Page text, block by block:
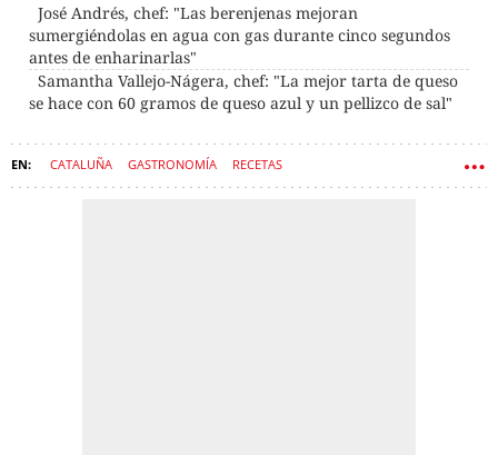
José Andrés, chef: "Las berenjenas mejoran
sumergiéndolas en agua con gas durante cinco segundos
antes de enharinarlas"
Samantha Vallejo-Nágera, chef: "La mejor tarta de queso
se hace con 60 gramos de queso azul y un pellizco de sal"
CATALUÑA GASTRONOMÍA RECETAS